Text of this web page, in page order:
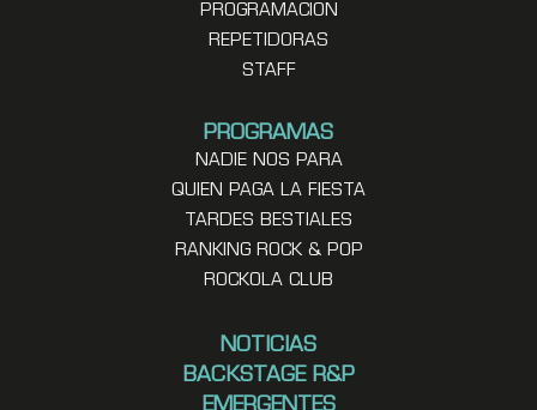
PROGRAMACION
REPETIDORAS
STAFF
PROGRAMAS
NADIE NOS PARA
QUIEN PAGA LA FIESTA
TARDES BESTIALES
RANKING ROCK & POP
ROCKOLA CLUB
NOTICIAS
BACKSTAGE R&P
EMERGENTES